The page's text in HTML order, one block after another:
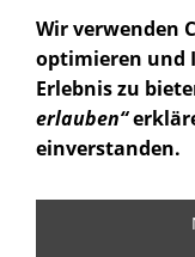
IN
Wir verwenden
optimieren und
Erlebniszu
erlauben“
einverstanden.